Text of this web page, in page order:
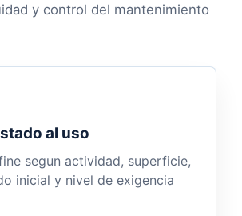
y control del mantenimiento
al uso
segun actividad, superficie,
inicial y nivel de exigencia